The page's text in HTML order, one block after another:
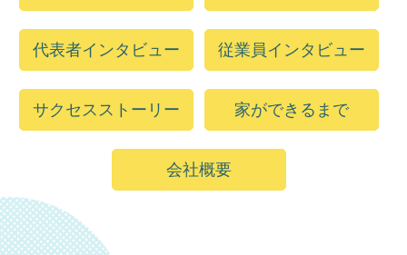
代表者インタビュー 従業員インタビュー
サクセスストーリー 家ができるまで
会社概要